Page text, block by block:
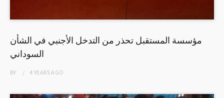
مؤسسة المستقبل تحذر من التدخل الأجنبي في الشأن
السوداني
BY 4 YEARSAGO